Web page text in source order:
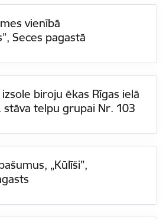
vienībā
Seces pagastā
biroju ēkas Rīgas ielā
stāva telpu grupai Nr. 103
„Kūlīši”,